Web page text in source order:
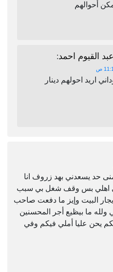
أحوالهم
القيوم احمد:
سوداني اريد احولهم دينار
حد يسعدني بهد زروف انا
على اهلي بس وقف شغل بي سبب
البيت وإيز ما دفعت صاحب
ولله ما بيظيع أجر المحسنين
يحن عليا أملي فيكم وفي